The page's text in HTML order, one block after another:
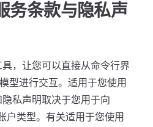
务条款与隐私声
，让您可以直接从命令行界
型进行交互。适用于您使用
私声明取决于您用于向
户类型。有关适用于您使用